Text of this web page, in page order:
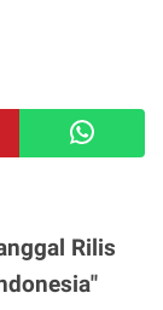
Rilis